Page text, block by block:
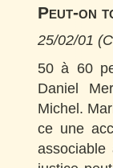
Peut-on
25/02/01
50 à 60
Daniel
Michel.
ce une